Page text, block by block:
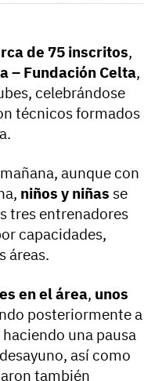
de 75 inscritos,
– Fundación Celta,
celebrándose
técnicos formados
aunque con
niños y niñas se
tres entrenadores
capacidades,
áreas.
en el área, unos
posteriormente a
una pausa
así como
también